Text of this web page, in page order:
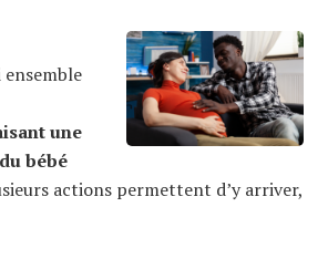
une
bébé
actions permettent d’y arriver,